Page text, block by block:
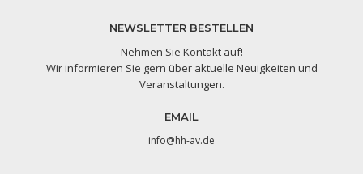
NEWSLETTER BESTELLEN
Nehmen Sie Kontakt auf!
Wir informieren Sie gern über aktuelle Neuigkeiten und
Veranstaltungen.
EMAIL
info@hh-av.de